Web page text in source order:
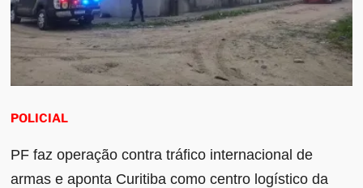
POLICIAL
PF faz operação contra tráfico internacional de
armas e aponta Curitiba como centro logístico da